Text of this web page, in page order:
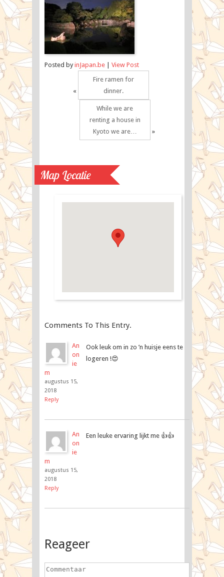
Posted byinJapan.be View Post
«
Fire ramen for
dinner.
While we are
renting a house in
Kyoto we are…
»
Map Locatie
Comments To This Entry.
An
on
ie
m
augustus 15,
2018
Reply
Ook leuk om in zo ’n huisje eens te
logeren !😍
An
on
ie
m
augustus 15,
2018
Reply
Een leuke ervaring lijkt me 👍👍
Reageer